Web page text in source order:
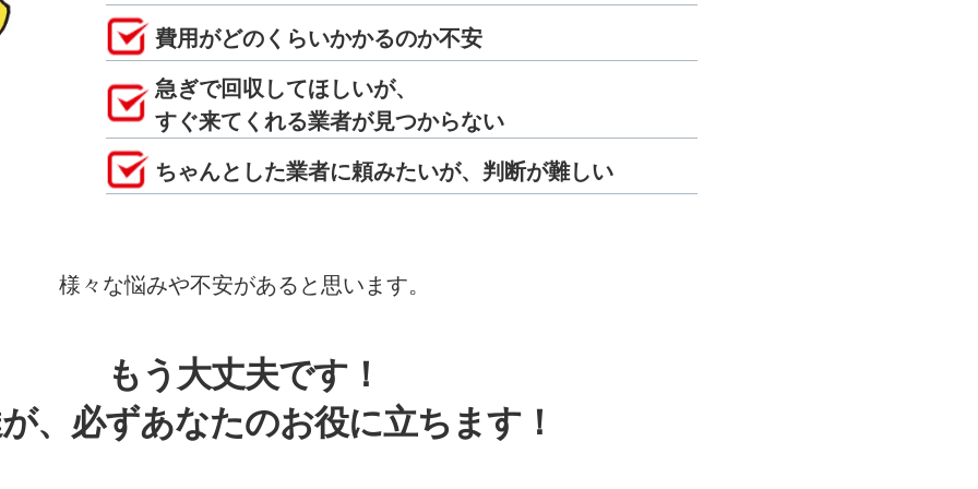
費用がどのくらいかかるのか不安
急ぎで回収してほしいが、
すぐ来てくれる業者が見つからない
ちゃんとした業者に頼みたいが、判断が難しい
様々な悩みや不安があると思います。
もう大丈夫です！
、必ずあなたのお役に立ちます！